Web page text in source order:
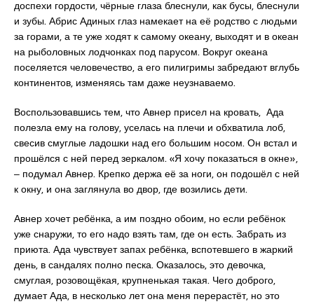
доспехи гордости, чёрные глаза блеснули, как бусы, блеснули
и зубы. Абрис Адиных глаз намекает на её родство с людьми
за горами, а те уже ходят к самому океану, выходят и в океан
на рыболовных лодчонках под парусом. Вокруг океана
поселяется человечество, а его пилигримы забредают вглубь
континентов, изменяясь там даже неузнаваемо.
Воспользовавшись тем, что Авнер присел на кровать, Ада
полезла ему на голову, уселась на плечи и обхватила лоб,
свесив смуглые ладошки над его большим носом. Он встал и
прошёлся с ней перед зеркалом. «Я хочу показаться в окне»,
‒ подумал Авнер. Крепко держа её за ноги, он подошёл с ней
к окну, и она заглянула во двор, где возились дети.
Авнер хочет ребёнка, а им поздно обоим, но если ребёнок
уже снаружи, то его надо взять там, где он есть. Забрать из
приюта. Ада чувствует запах ребёнка, вспотевшего в жаркий
день, в сандалях полно песка. Оказалось, это девочка,
смуглая, розовощёкая, крупненькая такая. Чего доброго,
думает Ада, в несколько лет она меня перерастёт, но это